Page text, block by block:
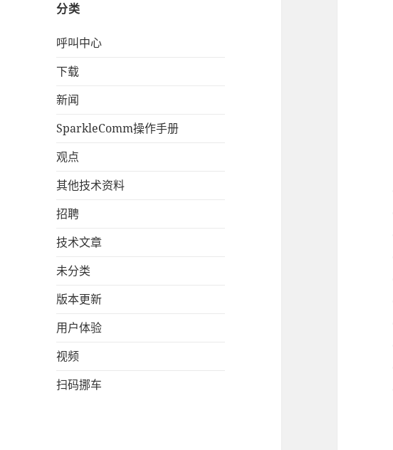
分类
呼叫中心
下载
新闻
SparkleComm操作手册
观点
其他技术资料
招聘
技术文章
未分类
版本更新
用户体验
视频
扫码挪车